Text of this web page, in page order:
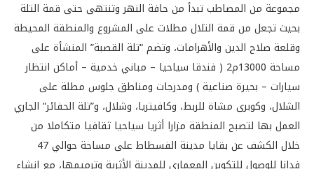
مجموعة من المصاطب تبدأ من حافة النهر وتنتهى حتى قمة التلة
بحيث تجعل من قمة التلال مطلات على المشروع والمنطقة المحيطة
وقلعة صلاح الدين والأهرامات، وتضم “تلة القصبة” المنشأة على
مساحة 13000م2 ( فندقا سياحيا – مباني خدمية – أماكن انتظار
سيارات – بحيرة صناعية ) ومدرجات ومناطق جلوس مطلة على
الشلال، وكوبرى مشاة للربط، وكافيتريا، وشلال، و”تلة الحفائر” الجاري
العمل بها لتصبح المنطقة مزارا أثريا سياحيا ثقافيا متكاملا من
خلال الكشف عن بقايا مدينة الفسطاط على مساحة حوالي 47
فدانا للوصول للتكوين المعماري للمدينة الأثرية وترميمها، مع إنشاء